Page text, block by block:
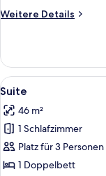
Weitere Details
Weitere
Plus
Zimmer
Alle
Fotos
für
Suite
anzeigen
11
Suite
46 m²
1 Schlafzimmer
Platz für 3 Personen
1 Doppelbett